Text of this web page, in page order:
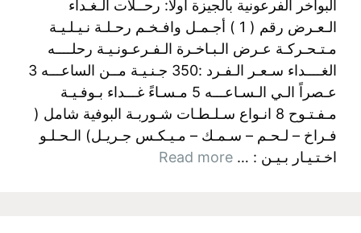
البواخر الفرعونية بالجيزة اولآ: رحــلات الـغـداء
الـعـرض رقم ( 1 ) أجـمـل وافـخـم رحـلـة نـيـلـيـة
مـتـحـركـة عـرض الـبـاخـرة الـفـرعـونـيـة رحلــــه
الغــــداء سـعـر الـفـرد :350 جـنـيـة مــن الساعـــه 3
عـصراً الـي الـسـاعـــه 5 مـسـاءً غـــداء بـوفـيـة
مـفـتـوح 8 انـواع سـلـطـات شـوربـة البوفية شامل (
فـراخ – لـحـم – سـمـك – مـيـكـس جـريـل) الـحـلـو
اخـتـيـار بـيـن : … Read more